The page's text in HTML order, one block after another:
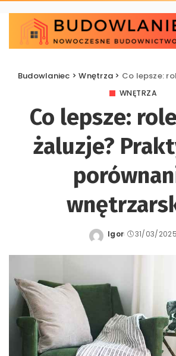
Budowlaniec >Wnętrza > Co lepsze: rolety czy
WNĘTRZA
Co lepsze:
żaluzje?
Posted
Igor 31/03/2025